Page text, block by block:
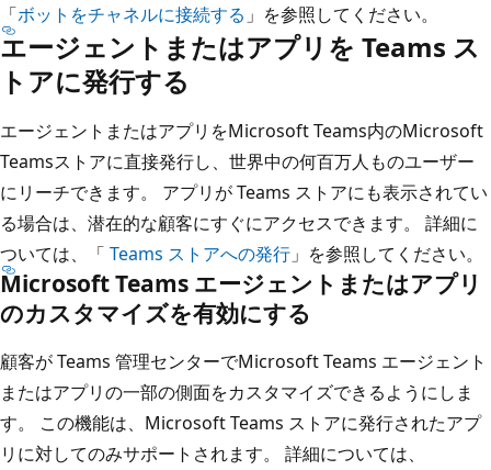
「ボットをチャネルに接続する 」を参照してください。
エージェントまたはアプリを Teams ス
トアに発行する
エージェントまたはアプリをMicrosoft Teams内のMicrosoft
Teamsストアに直接発行し、世界中の何百万人ものユーザー
にリーチできます。 アプリが Teams ストアにも表示されてい
る場合は、潜在的な顧客にすぐにアクセスできます。 詳細に
ついては、「 Teams ストアへの発行 」を参照してください。
Microsoft Teams エージェントまたはアプリ
のカスタマイズを有効にする
顧客が Teams 管理センターでMicrosoft Teams エージェント
またはアプリの一部の側面をカスタマイズできるようにしま
す。 この機能は、Microsoft Teams ストアに発行されたアプ
リに対してのみサポートされます。 詳細については、